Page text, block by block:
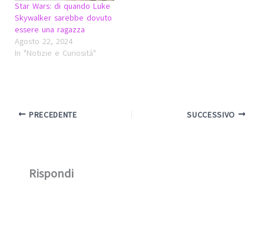
Star Wars: di quando Luke
Skywalker sarebbe dovuto
essere una ragazza
Agosto 22, 2024
In "Notizie e Curiosità"
PRECEDENTE SUCCESSIVO
Rispondi